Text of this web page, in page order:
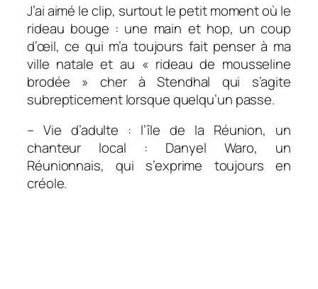
J’ai aimé le clip, surtout le petit moment où le
rideau bouge : une main et hop, un coup
d’œil, ce qui m’a toujours fait penser à ma
ville natale et au « rideau de mousseline
brodée » cher à Stendhal qui s’agite
subrepticement lorsque quelqu’un passe.
– Vie d’adulte : l’île de la Réunion, un
chanteur local : Danyel Waro, un
Réunionnais, qui s’exprime toujours en
créole.